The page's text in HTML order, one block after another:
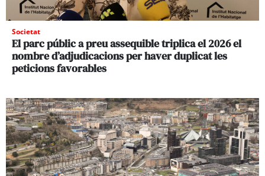
Societat
El parc públic a preu assequible triplica el 2026 el
nombre d’adjudicacions per haver duplicat les
peticions favorables